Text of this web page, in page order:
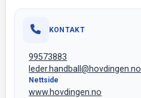
KONTAKT
99573883
leder.handball@hovdingen.no
Nettside
www.hovdingen.no